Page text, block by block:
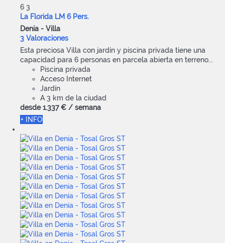
6 3
La Florida LM 6 Pers.
Denia - Villa
3 Valoraciones
Esta preciosa Villa con jardín y piscina privada tiene una
capacidad para 6 personas en parcela abierta en terreno...
Piscina privada
Acceso Internet
Jardín
A 3 km de la ciudad
desde 1.337 € / semana
+ INFO